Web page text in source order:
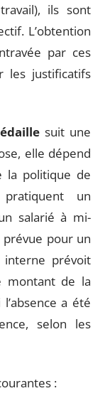
ils sont
L’obtention
par ces
les justificatifs
suit une
elle dépend
la politique de
pratiquent un
salarié à mi-
pour un
prévoit
montant de la
a été
selon les
: